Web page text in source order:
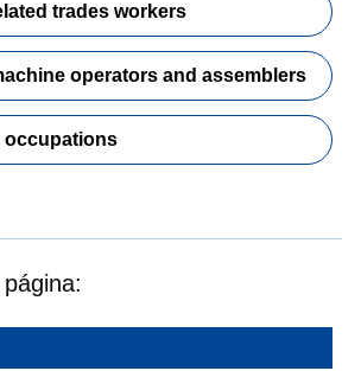
trades workers
operators and assemblers
occupations